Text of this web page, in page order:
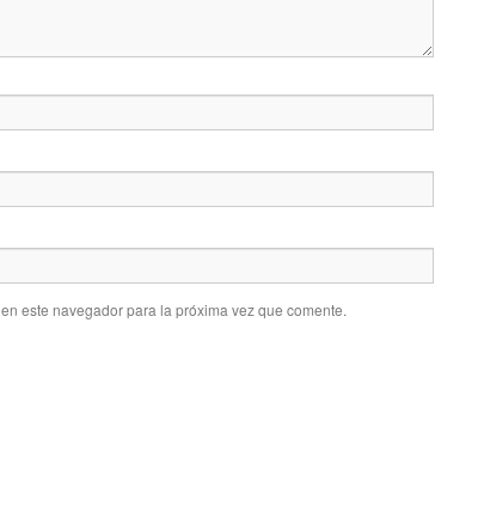
este navegador para la próxima vez que comente.